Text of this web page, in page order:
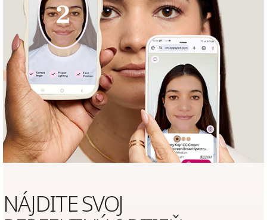
NÁJDITE SVOJ